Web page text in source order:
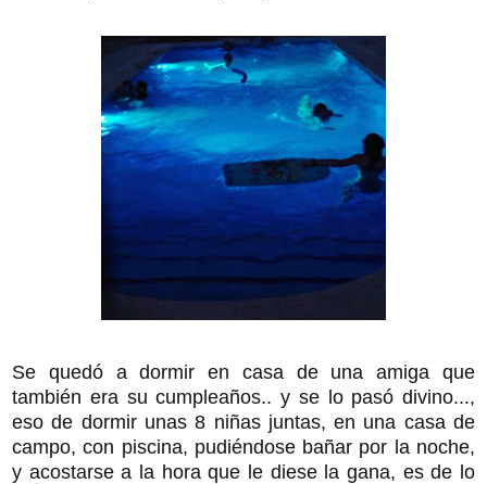
Se quedó a dormir en casa de una amiga que
también era su cumpleaños.. y se lo pasó divino...,
eso de dormir unas 8 niñas juntas, en una casa de
campo, con piscina, pudiéndose bañar por la noche,
y acostarse a la hora que le diese la gana, es de lo